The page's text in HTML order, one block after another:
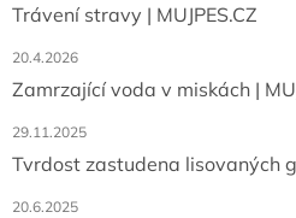
Trávení stravy | MUJPES.CZ
20.4.2026
Zamrzající voda v miskách |
29.11.2025
Tvrdost zastudena lisovaných
20.6.2025